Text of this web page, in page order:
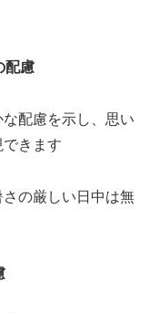
配慮
配慮を示し、思い
きます
の厳しい日中は無